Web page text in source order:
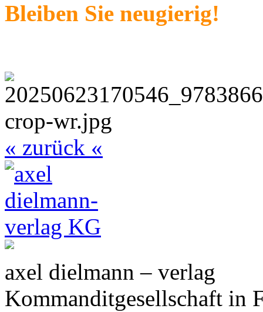
Bleiben Sie neugierig!
« zurück «
axel dielmann – verlag
Kommanditgesellschaft in